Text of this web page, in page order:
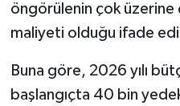
öngörülenin çok üzerine
maliyeti olduğu ifade
Buna göre, 2026 yılı
başlangıçta 40 bin